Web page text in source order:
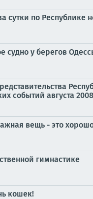
сутки по Республике
судно у берегов
событий августа
вещь - это
гимнастике
кошек!